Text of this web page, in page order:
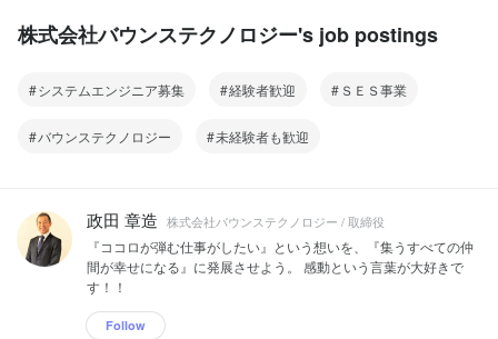
株式会社バウンステクノロジー's job postings
システムエンジニア募集 経験者歓迎 ＳＥＳ事業
バウンステクノロジー 未経験者も歓迎
政田 章造 株式会社バウンステクノロジー / 取締役
『ココロが弾む仕事がしたい』という想いを、『集うすべての仲
間が幸せになる』に発展させよう。 感動という言葉が大好きで
す！！
Follow